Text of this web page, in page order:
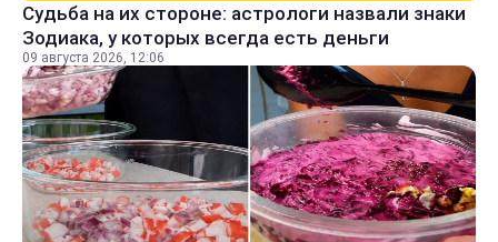
Судьба на их стороне: астрологи назвали знаки
Зодиака, у которых всегда есть деньги
09 августа 2026, 12:06